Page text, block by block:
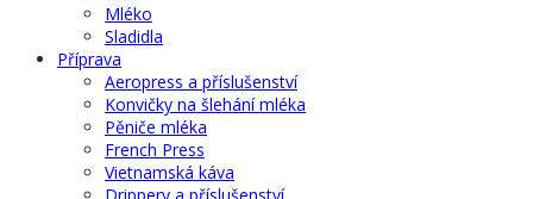
Mléko
Sladidla
Příprava
Aeropress a příslušenství
Konvičky na šlehání mléka
Pěniče mléka
French Press
Vietnamská káva